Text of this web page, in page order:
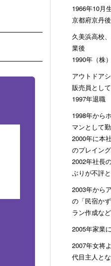
1966年10月
京都府京丹後
久美浜高校
業後
1990年（株
アウトドア
販売員として
1997年退職
1998年から
マンとして勤
2000年に本
のプレイン
2002年社長
ぶりが不評
2003年から
の「民宿か
ラン作成な
2005年家業
2007年女将
代目主人と